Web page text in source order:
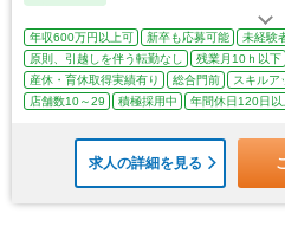
年収600万円以上可 新卒も応募可能
未経験
原則、引越しを伴う転勤なし
残業月10ｈ以下
産休・育休取得実績有り
総合門前 スキルア
店舗数10～29
積極採用中 年間休日120日以
求人の詳細を見る